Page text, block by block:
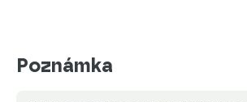
Poznámka